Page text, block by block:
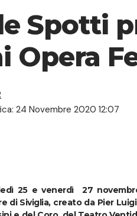
Spotti
Opera
24 Novembre 2020 12:07
25 e venerdì 27
di Siviglia, creato da Pier